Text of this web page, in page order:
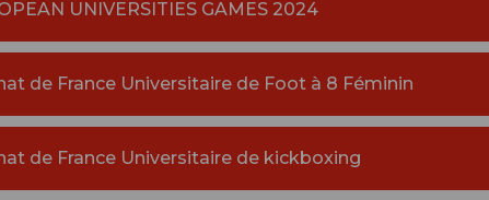
UNIVERSITIES GAMES 2024
de France Universitaire de Foot à 8 Féminin
de France Universitaire de kickboxing